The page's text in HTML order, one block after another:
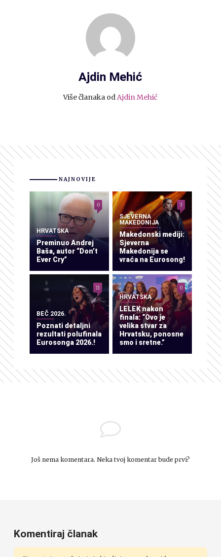
Ajdin Mehić
Više članaka odAjdin Mehić
NAJNOVIJE
HRVATSKA
Preminuo Andrej
Baša, autor “Don’t
Ever Cry”
0
SJEVERNA
MAKEDONIJA
Makedonski mediji:
Sjeverna
Makedonija se
vraća na Eurosong!
3
BEČ 2026.
Poznati detaljni
rezultati polufinala
Eurosonga 2026.!
11
HRVATSKA
LELEK nakon
finala: “Ovo je
velika stvar za
Hrvatsku, ponosne
smo i sretne.”
0
Još nema komentara. Neka tvoj komentar bude prvi?
Komentiraj članak